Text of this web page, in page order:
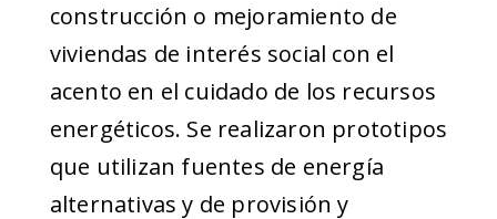
construcción o mejoramiento de
viviendas de interés social con el
acento en el cuidado de los recursos
energéticos. Se realizaron prototipos
que utilizan fuentes de energía
alternativas y de provisión y